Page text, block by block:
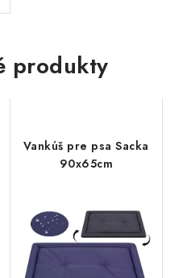
produkty
Vankúš pre psa Sacka
90x65cm